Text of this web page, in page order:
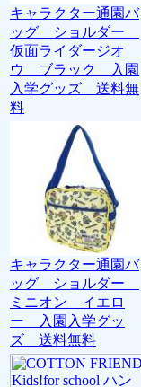
キャラクター通園バ
ッグ ショルダー
仮面ライダージオ
ウ ブラック 入園
入学グッズ 送料無
料
キャラクター通園バ
ッグ ショルダー
ミニオン イエロ
ー 入園入学グッ
ズ 送料無料